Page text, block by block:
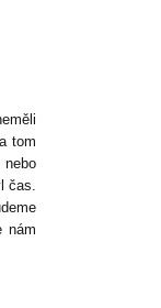
tom
čas.
nám